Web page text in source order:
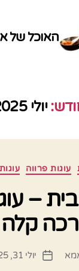
האוכל של
יולי 2025
קטגוריותעוגות פרווה
–
תאריך
יולי 31, 2025